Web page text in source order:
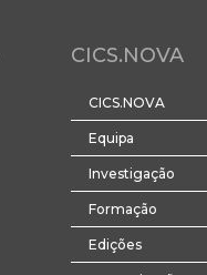
CICS.NOVA
CICS.NOVA
Equipa
Investigação
Formação
Edições